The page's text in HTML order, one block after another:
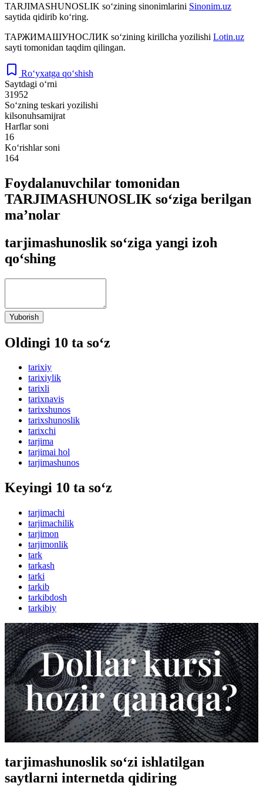
TARJIMASHUNOSLIK so‘zining sinonimlarini Sinonim.uz
saytida qidirib ko‘ring.
ТАРЖИМАШУНОСЛИК so‘zining kirillcha yozilishi Lotin.uz
sayti tomonidan taqdim qilingan.
Ro‘yxatga qo‘shish
Saytdagi o‘rni
31952
So‘zning teskari yozilishi
kilsonuhsamijrat
Harflar soni
16
Ko‘rishlar soni
164
Foydalanuvchilar tomonidan
TARJIMASHUNOSLIK so‘ziga berilgan
ma’nolar
tarjimashunoslik so‘ziga yangi izoh
qo‘shing
Yuborish
Oldingi 10 ta so‘z
tarixiy
tarixiylik
tarixli
tarixnavis
tarixshunos
tarixshunoslik
tarixchi
tarjima
tarjimai hol
tarjimashunos
Keyingi 10 ta so‘z
tarjimachi
tarjimachilik
tarjimon
tarjimonlik
tark
tarkash
tarki
tarkib
tarkibdosh
tarkibiy
tarjimashunoslik so‘zi ishlatilgan
saytlarni internetda qidiring